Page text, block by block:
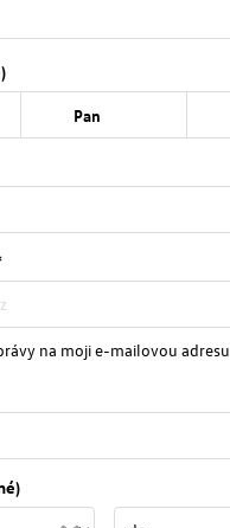
Pan
na moji e-mailovou adresu